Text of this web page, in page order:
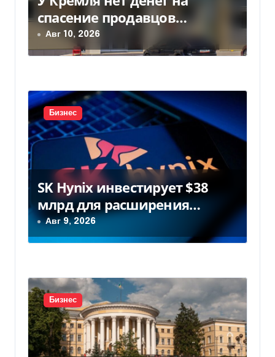
а
п
с
я
м
спасение продавцов
Wildberries после атак
дронов
Авг 10, 2026
Бизнес
SK Hynix инвестирует $38
млрд для расширения
заводов в Южной Корее
Авг 9, 2026
Бизнес